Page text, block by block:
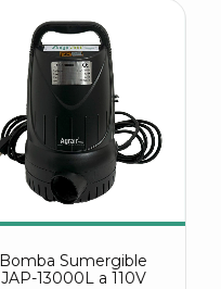
Bomba Sumergible
JAP-13000L a 110V